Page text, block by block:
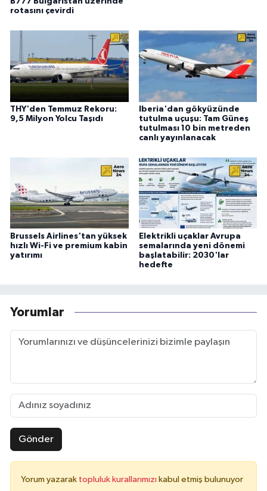
rotasını çevirdi
THY'den Temmuz Rekoru:
9,5 Milyon Yolcu Taşıdı
Iberia'dan gökyüzünde
tutulma uçuşu: Tam Güneş
tutulması 10 bin metreden
canlı yayınlanacak
Brussels Airlines'tan yüksek
hızlı Wi-Fi ve premium kabin
yatırımı
Elektrikli uçaklar Avrupa
semalarında yeni dönemi
başlatabilir: 2030'lar
hedefte
Yorumlar
Gönder
Yorum yazarak topluluk kurallarımızı kabul etmiş bulunuyor